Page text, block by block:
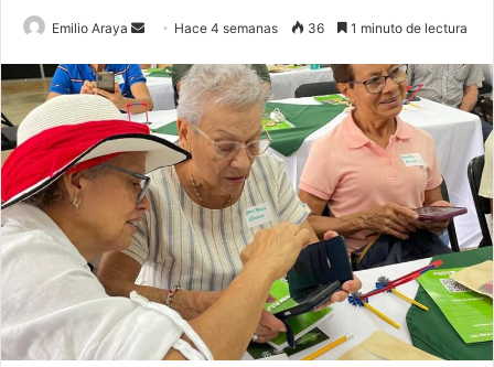
Emilio Araya
Send
email
Hace 4 semanas 36 1 minuto de lectura